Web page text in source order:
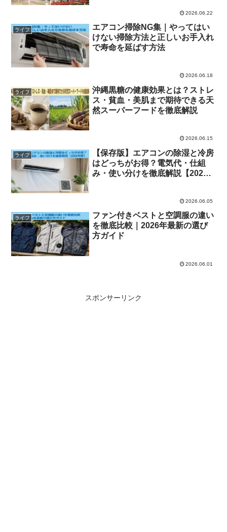
2026.06.22
ライフ
エアコン掃除NG集｜やってはい
けない掃除方法と正しいお手入れ
で寿命を延ばす方法
2026.06.18
ライフ
沖縄黒糖の健康効果とは？ストレ
ス・貧血・美肌まで期待できる天
然スーパーフードを徹底解説
2026.06.15
ライフ
【保存版】エアコンの除湿と冷房
はどっちがお得？電気代・仕組
み・使い分けを徹底解説【2026
2026.06.05
ライフ
ファン付きベストと空調服の違い
を徹底比較｜2026年最新の選び
方ガイド
2026.06.01
スポンサーリンク